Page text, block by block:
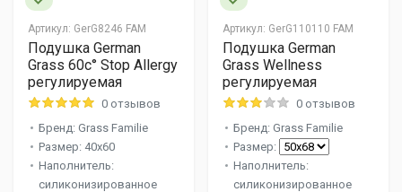
Артикул: GerG8246 FAM
Подушка German
Grass 60c° Stop Allergy
регулируемая
0 отзывов
Бренд: Grass Familie
Размер: 40x60
Наполнитель:
силиконизированное
Артикул: GerG110110 FAM
Подушка German
Grass Wellness
регулируемая
0 отзывов
Бренд: Grass Familie
Размер:
Наполнитель:
силиконизированное